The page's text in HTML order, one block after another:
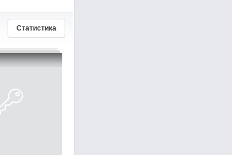
Статистика